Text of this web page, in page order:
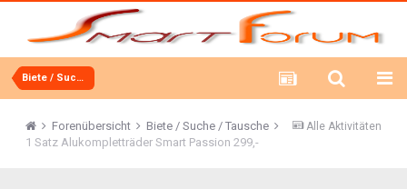
Biete / Suche / Tausche
Alle Aktivitäten
Forenübersicht
Biete / Suche / Tausche
1 Satz Alukompletträder Smart Passion 299,-